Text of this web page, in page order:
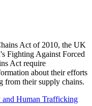
Act of 2010, the UK
Fighting Against Forced
Act require
about their efforts
from their supply chains.
and Human Trafficking